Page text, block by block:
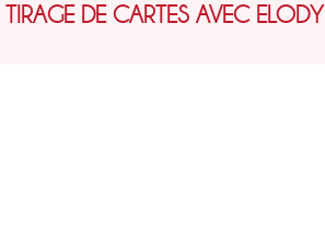
TIRAGE DE CARTES AVEC ELODY